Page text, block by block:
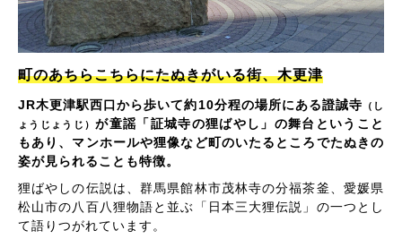
町のあちらこちらにたぬきがいる街、木更津
JR木更津駅西口から歩いて約10分程の場所にある證誠寺 （し
ょうじょうじ）が童謡「証城寺の狸ばやし」の舞台ということ
もあり、マンホールや狸像など町のいたるところでたぬきの
姿が見られることも特徴。
狸ばやしの伝説は、群馬県館林市茂林寺の分福茶釜、愛媛県
松山市の八百八狸物語と並ぶ「日本三大狸伝説」の一つとし
て語りつがれています。